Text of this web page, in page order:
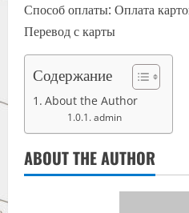
Способ оплаты: Оплата
Перевод с карты
Содержание
About the Author
admin
ABOUT THE AUTHOR